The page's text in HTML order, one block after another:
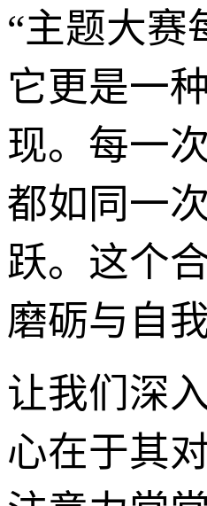
“主题大赛
它更是一
现。每一
都如同一
跃。这个
磨砺与自
让我们深
心在于其